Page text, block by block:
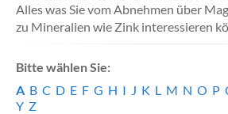
Alles was Sie vom Abnehmen über
zu Mineralien wie Zink interessieren
Bitte wählen Sie:
A B C D E F G H I J K L M N O P
Y Z